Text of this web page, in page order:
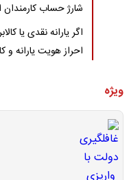
شارژ حساب
اگر یارانه نقدی یا
احراز هویت یارانه و
ویژه